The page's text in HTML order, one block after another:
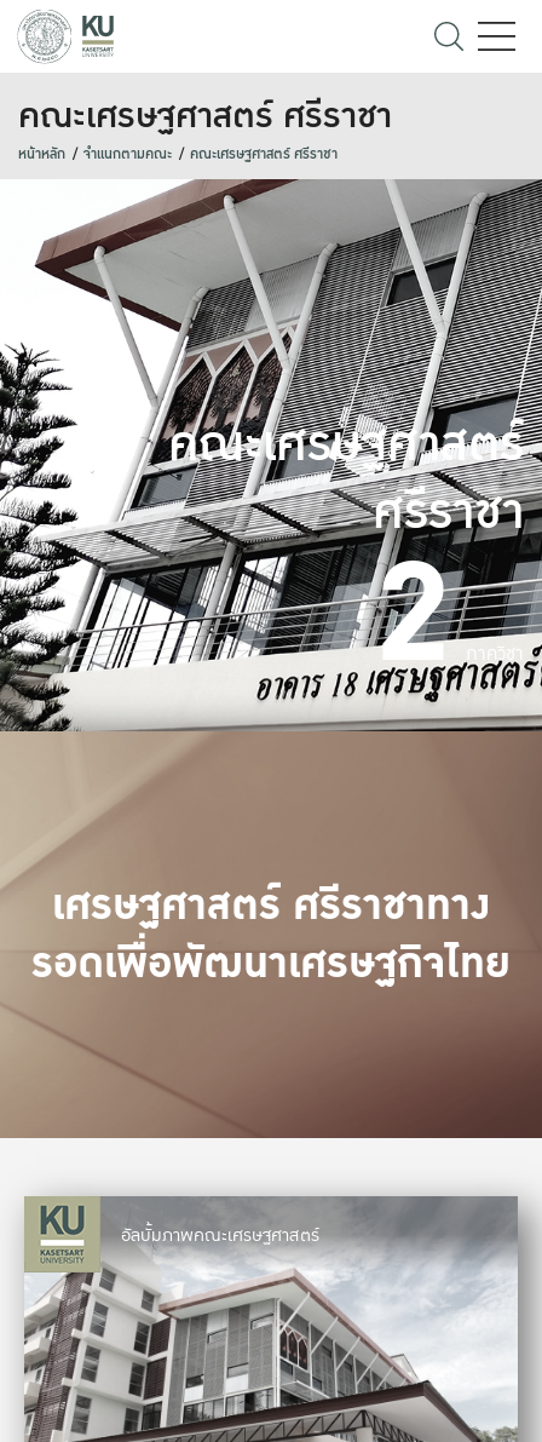
คณะเศรษฐศาสตร์ ศรีราชา
หน้าหลัก จำแนกตามคณะ คณะเศรษฐศาสตร์ ศรีราชา
คณะเศรษฐศาสตร์
ศรีราชา
2 ภาควิชา
เศรษฐศาสตร์ ศรีราชาทาง
รอดเพื่อพัฒนาเศรษฐกิจไทย
อัลบั้มภาพคณะเศรษฐศาสตร์